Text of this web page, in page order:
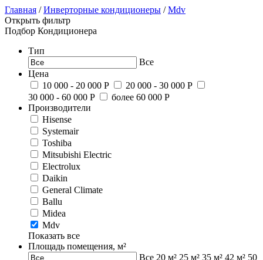
Главная /Инверторные кондиционеры /Mdv
Открыть фильтр
Подбор Кондиционера
Тип
Все
Цена
10 000 - 20 000 Р
20 000 - 30 000 Р
30 000 - 60 000 Р
более 60 000 Р
Производители
Hisense
Systemair
Toshiba
Mitsubishi Electric
Electrolux
Daikin
General Climate
Ballu
Midea
Mdv
Показать все
Площадь помещения, м²
Все 20 м² 25 м² 35 м² 42 м² 50